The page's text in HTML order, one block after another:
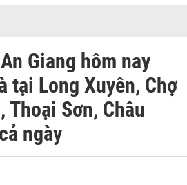
Giang hôm nay
tại Long Xuyên, Chợ
Thoại Sơn, Châu
ngày